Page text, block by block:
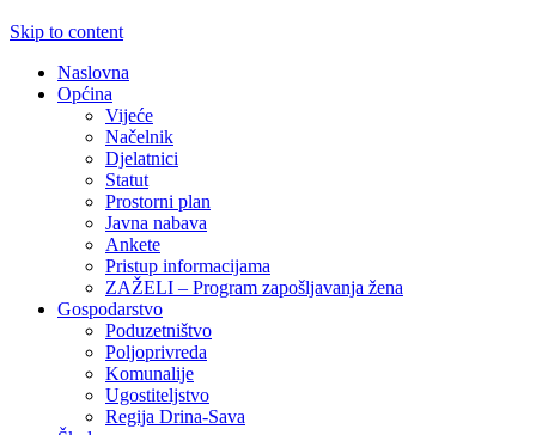
Skip to content
Naslovna
Općina
Vijeće
Načelnik
Djelatnici
Statut
Prostorni plan
Javna nabava
Ankete
Pristup informacijama
ZAŽELI – Program zapošljavanja žena
Gospodarstvo
Poduzetništvo
Poljoprivreda
Komunalije
Ugostiteljstvo
Regija Drina-Sava